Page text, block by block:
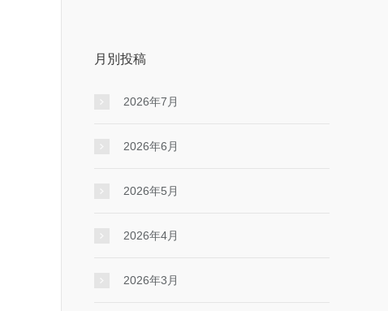
月別投稿
2026年7月
2026年6月
2026年5月
2026年4月
2026年3月